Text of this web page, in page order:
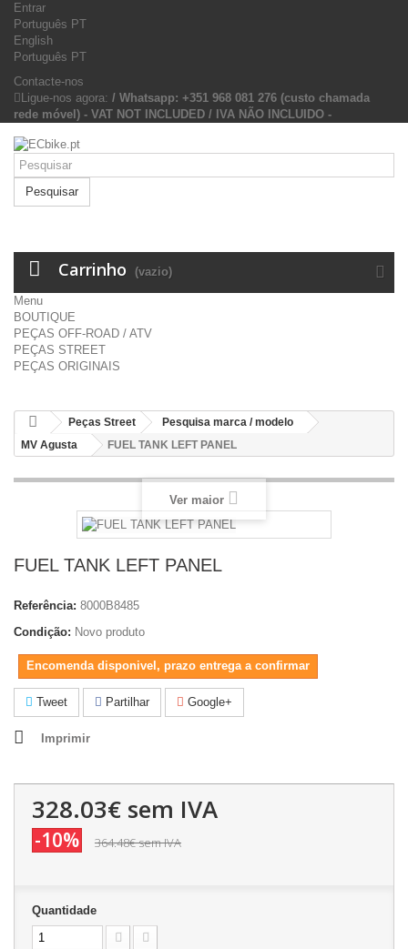
Entrar
Português PT
English
Português PT
Contacte-nos
Ligue-nos agora: / Whatsapp: +351 968 081 276 (custo chamada
rede móvel) - VAT NOT INCLUDED / IVA NÃO INCLUIDO -
Pesquisar
Carrinho (vazio)
Menu
BOUTIQUE
PEÇAS OFF-ROAD / ATV
PEÇAS STREET
PEÇAS ORIGINAIS
Peças Street
Pesquisa marca / modelo
MV Agusta
FUEL TANK LEFT PANEL
Ver maior
FUEL TANK LEFT PANEL
Referência: 8000B8485
Condição: Novo produto
Encomenda disponivel, prazo entrega a confirmar
Tweet Partilhar Google+
Imprimir
328.03€ sem IVA
-10% 364.48€sem IVA
Quantidade